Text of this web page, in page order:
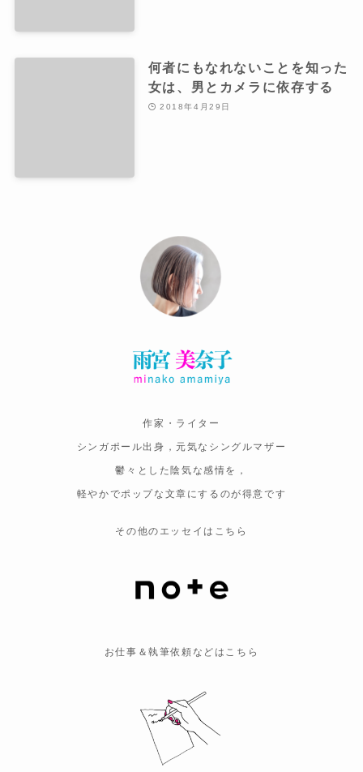
何者にもなれないことを知った
女は、男とカメラに依存する
2018年4月29日
作家・ライター
シンガポール出身，元気なシングルマザー
鬱々とした陰気な感情を，
軽やかでポップな文章にするのが得意です
その他のエッセイはこちら
お仕事＆執筆依頼などはこちら